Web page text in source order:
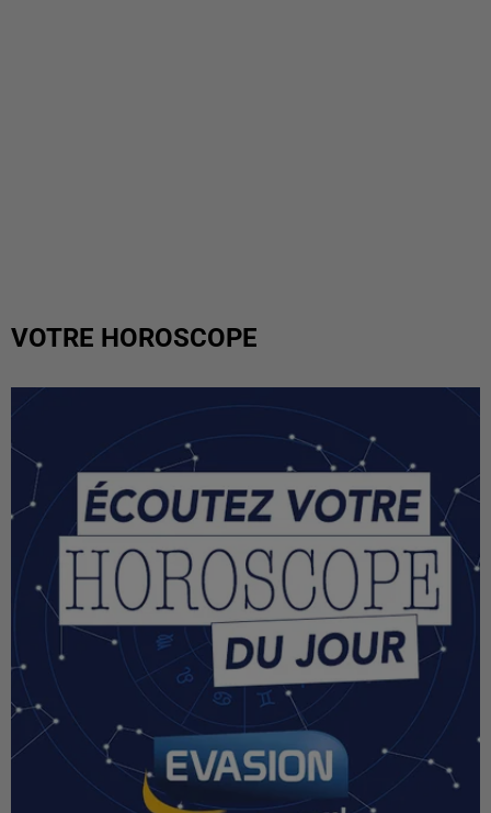
VOTRE HOROSCOPE